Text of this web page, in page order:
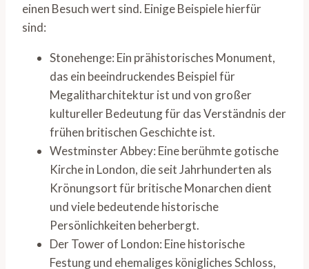
einen Besuch wert sind. Einige Beispiele hierfür
sind:
Stonehenge: Ein prähistorisches Monument,
das ein beeindruckendes Beispiel für
Megalitharchitektur ist und von großer
kultureller Bedeutung für das Verständnis der
frühen britischen Geschichte ist.
Westminster Abbey: Eine berühmte gotische
Kirche in London, die seit Jahrhunderten als
Krönungsort für britische Monarchen dient
und viele bedeutende historische
Persönlichkeiten beherbergt.
Der Tower of London: Eine historische
Festung und ehemaliges königliches Schloss,